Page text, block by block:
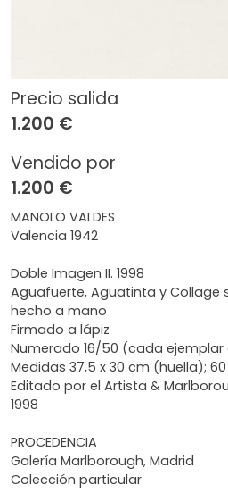
Precio salida
1.200 €
Vendido por
1.200 €
MANOLO VALDES
Valencia 1942
Doble Imagen II. 1998
Aguafuerte, Aguatinta y Collage
hecho a mano
Firmado a lápiz
Numerado 16/50 (cada ejemplar
Medidas 37,5 x 30 cm (huella);
Editado por el Artista &
1998
PROCEDENCIA
Galería Marlborough, Madrid
Colección particular